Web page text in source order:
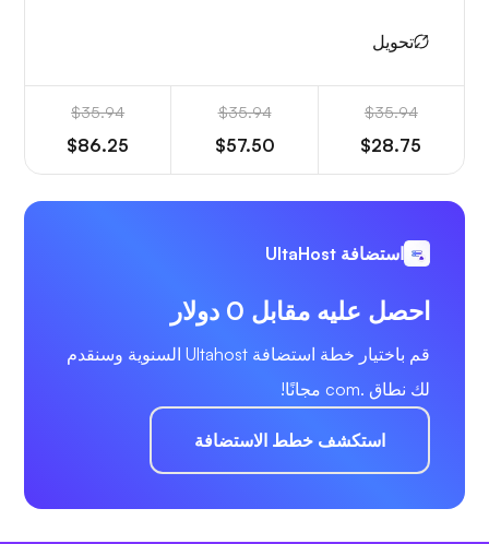
تحويل
$35.94
$28.75
$35.94
$57.50
$35.94
$86.25
استضافة UltaHost
احصل عليه مقابل 0 دولار
قم باختيار خطة استضافة Ultahost السنوية وسنقدم
لك نطاق .com مجانًا!
استكشف خطط الاستضافة